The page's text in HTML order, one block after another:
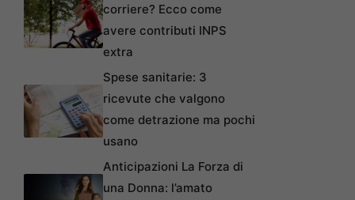
corriere? Ecco come
avere contributi INPS
extra
Spese sanitarie: 3
ricevute che valgono
come detrazione ma pochi
usano
Anticipazioni La Forza di
una Donna: l’amato